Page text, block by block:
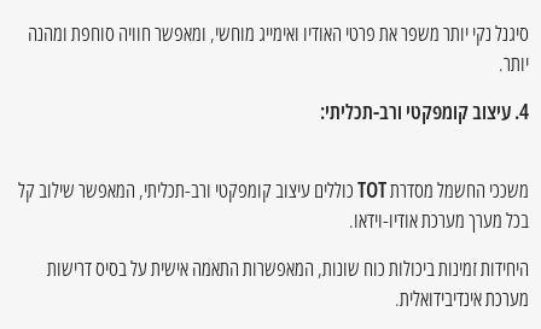
סיגנל נקי יותר משפר את פרטי האודיו ואימייג מוחשי, ומאפשר חוויה סוחפת ומהנה
יותר.
4. עיצוב קומפקטי ורב-תכליתי:
משככי החשמל מסדרתTOTכוללים עיצוב קומפקטי ורב-תכליתי, המאפשר שילוב קל
בכל מערך מערכת אודיו-וידאו.
היחידות זמינות ביכולות כוח שונות, המאפשרות התאמה אישית על בסיס דרישות
מערכת אינדיבידואלית.